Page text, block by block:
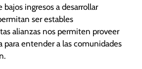
bajos ingresos a desarrollar
ser estables
alianzas nos permiten proveer
para entender a las comunidades